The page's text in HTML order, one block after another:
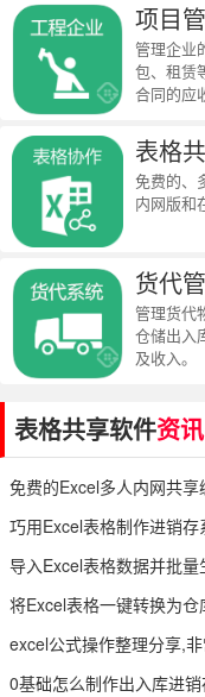
项目
管理企业
包、租赁
合同的应
表格
免费的、
内网版和
货代
管理货代
仓储出入
及收入。
表格共享软件资讯
免费的Excel多人内网共
巧用Excel表格制作进销
导入Excel表格数据并批
将Excel表格一键转换为
excel公式操作整理分享,
0基础怎么制作出入库进